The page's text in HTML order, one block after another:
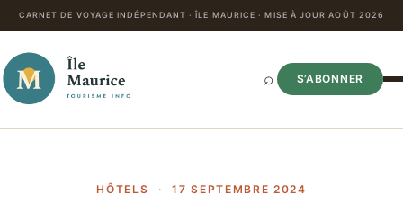
CARNET DE VOYAGE INDÉPENDANT · ÎLE MAURICE · MISE À JOUR AOÛT 2026
⌕ S’ABONNER
HÔTELS · 17 SEPTEMBRE 2024